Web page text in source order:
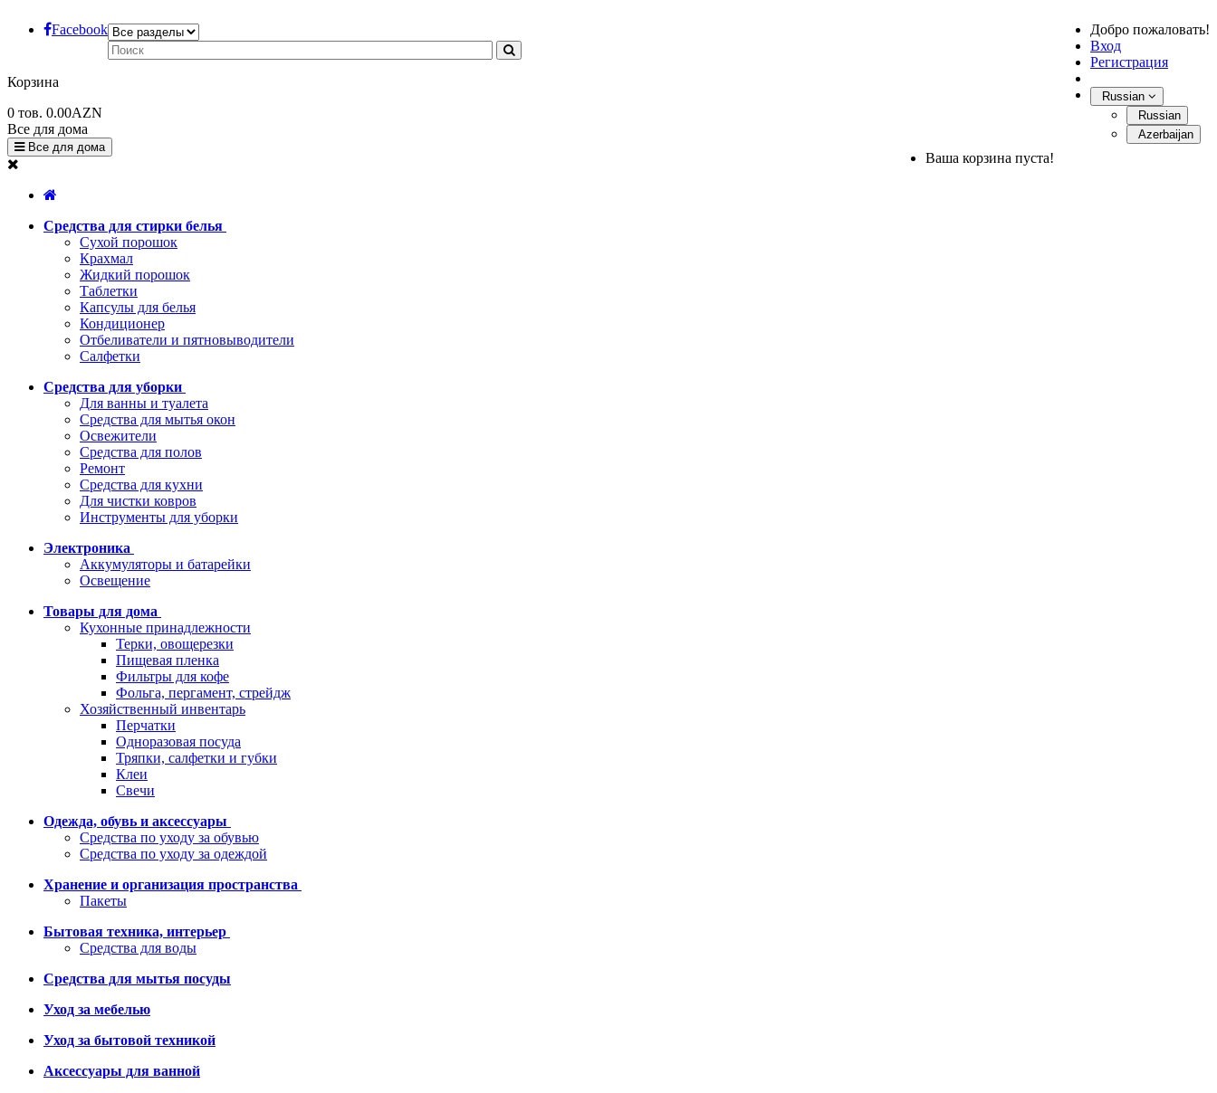
Facebook
Добро пожаловать!
Вход
Регистрация
Russian
Russian
Azerbaijan
Корзина
0 тов. 0.00AZN
Ваша корзина пуста!
Все для дома
Все для дома
Средства для стирки белья
Сухой порошок
Крахмал
Жидкий порошок
Таблетки
Капсулы для белья
Кондиционер
Отбеливатели и пятновыводители
Салфетки
Средства для уборки
Для ванны и туалета
Средства для мытья окон
Освежители
Средства для полов
Ремонт
Средства для кухни
Для чистки ковров
Инструменты для уборки
Электроника
Аккумуляторы и батарейки
Освещение
Товары для дома
Кухонные принадлежности
Терки, овощерезки
Пищевая пленка
Фильтры для кофе
Фольга, пергамент, стрейдж
Хозяйственный инвентарь
Перчатки
Одноразовая посуда
Тряпки, салфетки и губки
Клеи
Свечи
Одежда, обувь и аксессуары
Средства по уходу за обувью
Средства по уходу за одеждой
Хранение и организация пространства
Пакеты
Бытовая техника, интерьер
Средства для воды
Средства для мытья посуды
Уход за мебелью
Уход за бытовой техникой
Аксессуары для ванной